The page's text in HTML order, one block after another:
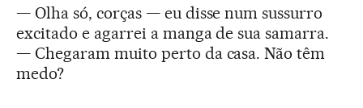
— Olha só, corças — eu disse num sussurro
excitado e agarrei a manga de sua samarra.
— Chegaram muito perto da casa. Não têm
medo?